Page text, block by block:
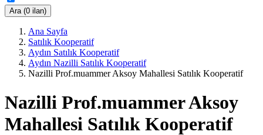
Ara (0 ilan)
Ana Sayfa
Satılık Kooperatif
Aydın Satılık Kooperatif
Aydın Nazilli Satılık Kooperatif
Nazilli Prof.muammer Aksoy Mahallesi Satılık Kooperatif
Nazilli Prof.muammer Aksoy
Mahallesi Satılık Kooperatif